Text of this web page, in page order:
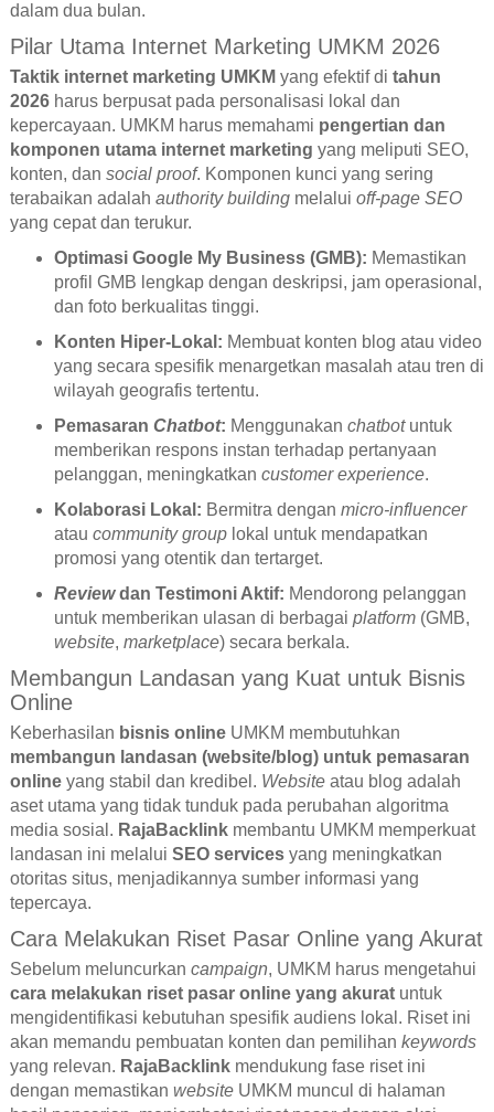
dalam dua bulan.
Pilar Utama Internet Marketing UMKM 2026
Taktik internet marketing UMKM yang efektif di tahun
2026harus berpusat pada personalisasi lokal dan
kepercayaan. UMKM harus memahami pengertian dan
komponen utama internet marketing yang meliputi SEO,
konten, dan social proof. Komponen kunci yang sering
terabaikan adalah authority buildingmelalui off-page SEO
yang cepat dan terukur.
Optimasi Google My Business (GMB): Memastikan
profil GMB lengkap dengan deskripsi, jam operasional,
dan foto berkualitas tinggi.
Konten Hiper-Lokal: Membuat konten blog atau video
yang secara spesifik menargetkan masalah atau tren di
wilayah geografis tertentu.
Pemasaran Chatbot: Menggunakan chatbotuntuk
memberikan respons instan terhadap pertanyaan
pelanggan, meningkatkan customer experience.
Kolaborasi Lokal: Bermitra dengan micro-influencer
atau community grouplokal untuk mendapatkan
promosi yang otentik dan tertarget.
Reviewdan Testimoni Aktif: Mendorong pelanggan
untuk memberikan ulasan di berbagai platform(GMB,
website, marketplace) secara berkala.
Membangun Landasan yang Kuat untuk Bisnis
Online
Keberhasilan bisnis onlineUMKM membutuhkan
membangun landasan (website/blog) untuk pemasaran
onlineyang stabil dan kredibel. Websiteatau blog adalah
aset utama yang tidak tunduk pada perubahan algoritma
media sosial. RajaBacklinkmembantu UMKM memperkuat
landasan ini melalui SEO servicesyang meningkatkan
otoritas situs, menjadikannya sumber informasi yang
tepercaya.
Cara Melakukan Riset Pasar Online yang Akurat
Sebelum meluncurkan campaign, UMKM harus mengetahui
cara melakukan riset pasar online yang akuratuntuk
mengidentifikasi kebutuhan spesifik audiens lokal. Riset ini
akan memandu pembuatan konten dan pemilihan keywords
yang relevan. RajaBacklinkmendukung fase riset ini
dengan memastikan websiteUMKM muncul di halaman